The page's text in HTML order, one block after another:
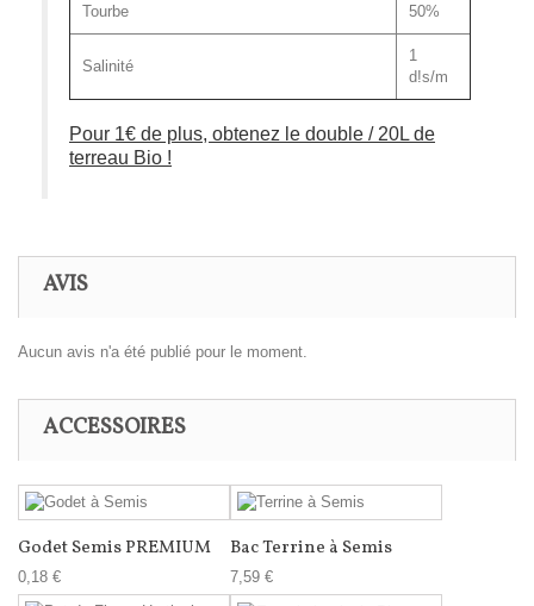
Tourbe 50%
Salinité
1
d!s/m
Pour 1€ de plus, obtenez le double / 20L de
terreau Bio !
AVIS
Aucun avis n'a été publié pour le moment.
ACCESSOIRES
Godet Semis PREMIUM
0,18 €
Bac Terrine à Semis
7,59 €